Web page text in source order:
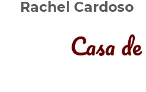
Rachel Cardoso